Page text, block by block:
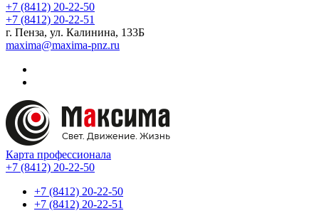
+7 (8412) 20-22-50
+7 (8412) 20-22-51
г. Пенза, ул. Калинина, 133Б
maxima@maxima-pnz.ru
Карта профессионала
+7 (8412) 20-22-50
+7 (8412) 20-22-50
+7 (8412) 20-22-51